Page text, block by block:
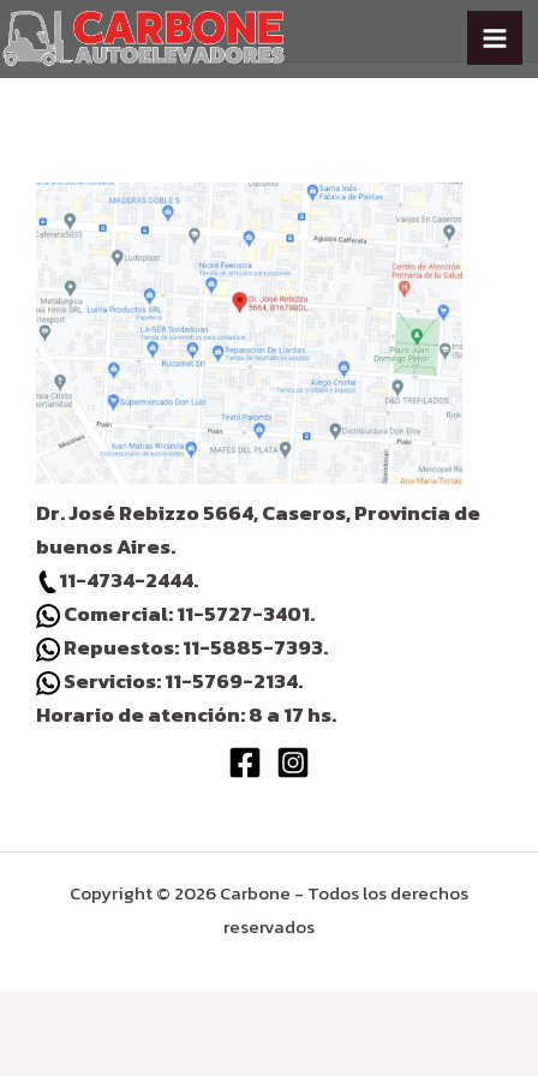
Ir
al
contenido
Dr. José Rebizzo 5664, Caseros, Provincia de
buenos Aires.
11-4734-2444.
Comercial: 11-5727-3401.
Repuestos: 11-5885-7393.
Servicios: 11-5769-2134.
Horario de atención: 8 a 17 hs.
Copyright © 2026 Carbone - Todos los derechos
reservados